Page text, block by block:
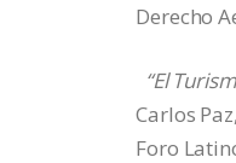
Derecho
“El
Carlos
Foro